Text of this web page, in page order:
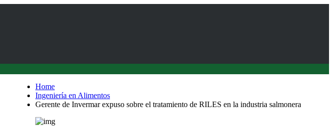
Home
Ingeniería en Alimentos
Gerente de Invermar expuso sobre el tratamiento de RILES en la industria salmonera